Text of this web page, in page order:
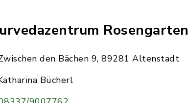
Rosengarten
den Bächen 9, 89281 Altenstadt
Bücherl